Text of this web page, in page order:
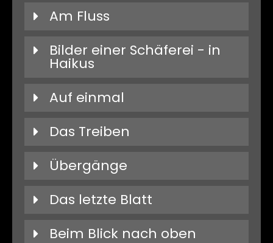
Am Fluss
Bilder einer Schäferei - in
Haikus
Auf einmal
Das Treiben
Übergänge
Das letzte Blatt
Beim Blick nach oben